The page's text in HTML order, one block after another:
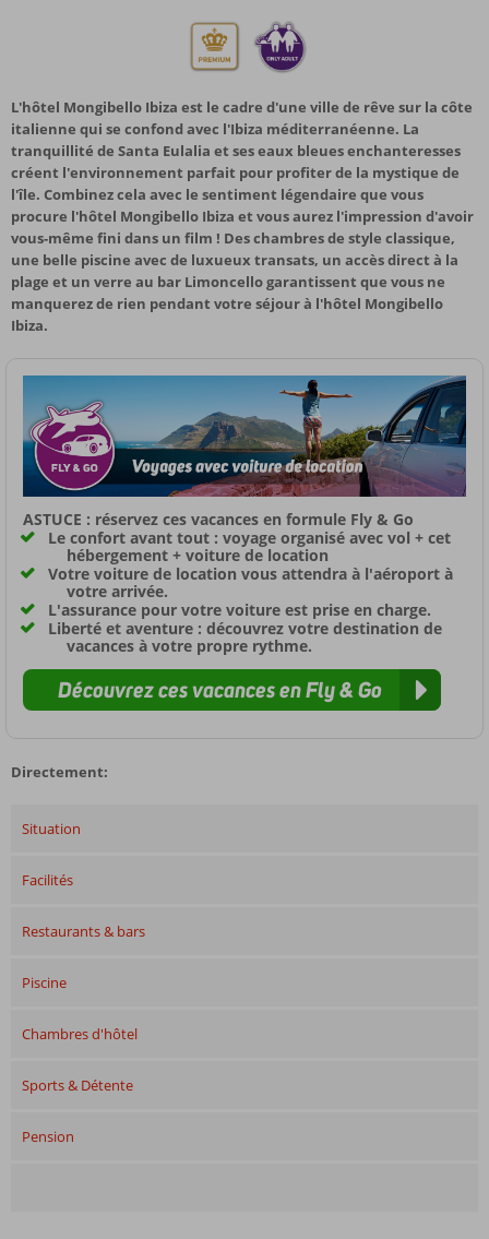
L'hôtel Mongibello Ibiza est le cadre d'une ville de rêve sur la côte
italienne qui se confond avec l'Ibiza méditerranéenne. La
tranquillité de Santa Eulalia et ses eaux bleues enchanteresses
créent l'environnement parfait pour profiter de la mystique de
l'île. Combinez cela avec le sentiment légendaire que vous
procure l'hôtel Mongibello Ibiza et vous aurez l'impression d'avoir
vous-même fini dans un film ! Des chambres de style classique,
une belle piscine avec de luxueux transats, un accès direct à la
plage et un verre au bar Limoncello garantissent que vous ne
manquerez de rien pendant votre séjour à l'hôtel Mongibello
Ibiza.
ASTUCE : réservez ces vacances en formule Fly & Go
Le confort avant tout : voyage organisé avec vol + cet
hébergement + voiture de location
Votre voiture de location vous attendra à l'aéroport à
votre arrivée.
L'assurance pour votre voiture est prise en charge.
Liberté et aventure : découvrez votre destination de
vacances à votre propre rythme.
Découvrez ces vacances en Fly & Go
Directement:
Situation
Facilités
Restaurants & bars
Piscine
Chambres d'hôtel
Sports & Détente
Pension